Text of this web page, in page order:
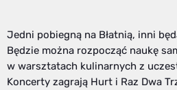
Jedni pobiegną na Błatnią, inni
Będzie można rozpocząć naukę
w warsztatach kulinarnych z
Koncerty zagrają Hurt i Raz Dwa